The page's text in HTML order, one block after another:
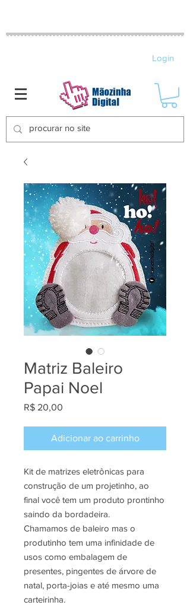
Login
Matriz Baleiro
Papai Noel
R$ 20,00
Adicionar ao carrinho
Kit de matrizes eletrônicas para
construção de um projetinho, ao
final você tem um produto prontinho
saindo da bordadeira.
Chamamos de baleiro mas o
produtinho tem uma infinidade de
usos como embalagem de
presentes, pingentes de árvore de
natal, porta-joias e até mesmo uma
carteirinha.